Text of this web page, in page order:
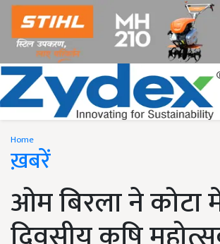
Home
ख़बरें
ओम बिरला ने कोटा